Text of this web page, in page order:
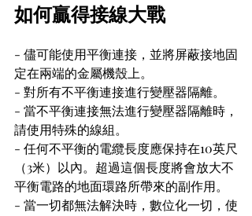
如何贏得接線大戰
- 儘可能使用平衡連接，並將屏蔽接地固
定在兩端的金屬機殼上。
- 對所有不平衡連接進行變壓器隔離。
- 當不平衡連接無法進行變壓器隔離時，
請使用特殊的線組。
- 任何不平衡的電纜長度應保持在10英尺
（3米）以內。超過這個長度將會放大不
平衡電路的地面環路所帶來的副作用。
- 當一切都無法解決時，數位化一切，使